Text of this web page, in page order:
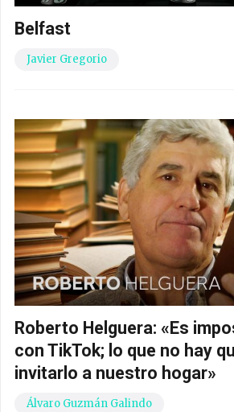
Belfast
Javier Gregorio
Roberto Helguera: «Es
con TikTok; lo que no hay
invitarlo a nuestro hogar»
Álvaro Guzmán Galindo